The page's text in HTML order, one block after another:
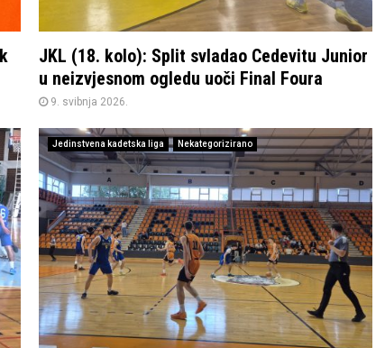
JKL (18. kolo): Split svladao Cedevitu Junior
u neizvjesnom ogledu uoči Final Foura
9. svibnja 2026.
Jedinstvena kadetska liga Nekategorizirano